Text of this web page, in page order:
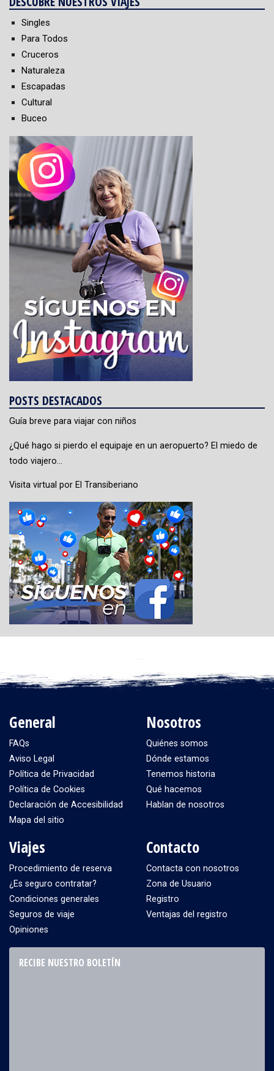
Singles
Para Todos
Cruceros
Naturaleza
Escapadas
Cultural
Buceo
POSTS DESTACADOS
Guía breve para viajar con niños
¿Qué hago si pierdo el equipaje en un aeropuerto? El miedo de
todo viajero…
Visita virtual por El Transiberiano
General
FAQs
Aviso Legal
Política de Privacidad
Política de Cookies
Declaración de Accesibilidad
Mapa del sitio
Nosotros
Quiénes somos
Dónde estamos
Tenemos historia
Qué hacemos
Hablan de nosotros
Viajes
Procedimiento de reserva
¿Es seguro contratar?
Condiciones generales
Seguros de viaje
Opiniones
Contacto
Contacta con nosotros
Zona de Usuario
Registro
Ventajas del registro
RECIBE NUESTRO BOLETÍN